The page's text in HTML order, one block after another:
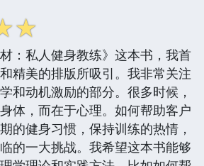
☆
：私人健身教练》这本书，我首
精美的排版所吸引。我非常关注
和动机激励的部分。很多时候，
体，而在于心理。如何帮助客户
的健身习惯，保持训练的热情，
的一大挑战。我希望这本书能够